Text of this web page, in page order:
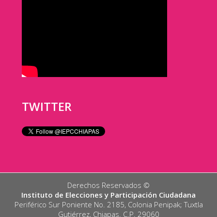
TWITTER
Derechos Reservados ©️
Instituto de Elecciones y Participación Ciudadana
Periférico Sur Poniente No. 2185, Colonia Penipak; Tuxtla
Gutiérrez, Chiapas. C.P. 29060